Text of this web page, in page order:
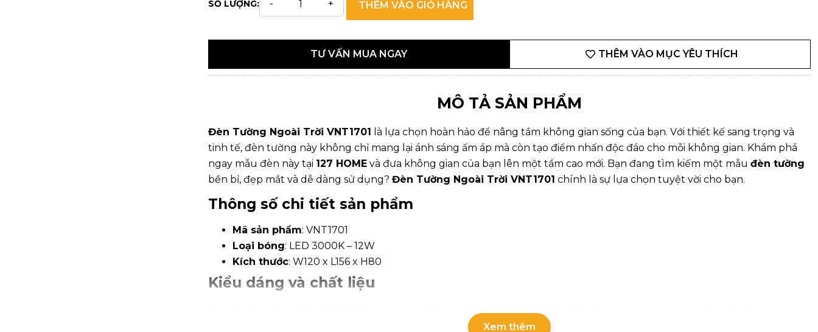
SỐ LƯỢNG: THÊM VÀO GIỎ HÀNG
TƯ VẤN MUA NGAY THÊM VÀO MỤC YÊU THÍCH
MÔ TẢ SẢN PHẨM
Đèn Tường Ngoài Trời VNT1701 là lựa chọn hoàn hảo để nâng tầm không gian sống của bạn. Với thiết kế sang trọng và
tinh tế, đèn tường này không chỉ mang lại ánh sáng ấm áp mà còn tạo điểm nhấn độc đáo cho mỗi không gian. Khám phá
ngay mẫu đèn này tại 127 HOME và đưa không gian của bạn lên một tầm cao mới. Bạn đang tìm kiếm một mẫu đèn tường
bền bỉ, đẹp mắt và dễ dàng sử dụng? Đèn Tường Ngoài Trời VNT1701 chính là sự lựa chọn tuyệt vời cho bạn.
Thông số chi tiết sản phẩm
Mã sản phẩm: VNT1701
Loại bóng: LED 3000K – 12W
Kích thước: W120 x L156 x H80
Kiểu dáng và chất liệu
vuông vắn, đèn mang lại vẻ đẹp sang trọng và dễ dàng kết hợp với nhiều phong cách trang trí khác nhau.
Xem thêm